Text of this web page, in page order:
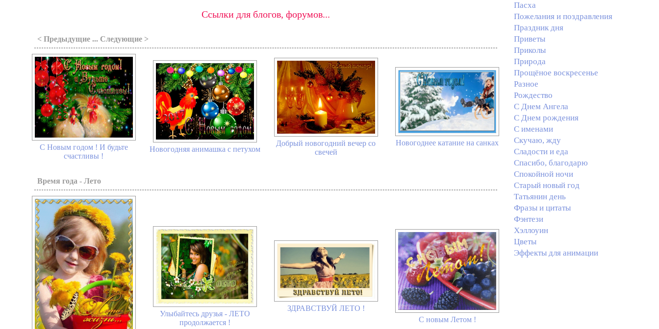
Ссылки для блогов, форумов...
< Предыдущие ... Следующие >
С Новым годом ! И будьте
счастливы !
Новогодняя анимашка с петухом
Добрый новогодний вечер со
свечей
Новогоднее катание на санках
Время года - Лето
Улыбайтесь друзья - ЛЕТО
продолжается !
ЗДРАВСТВУЙ ЛЕТО !
С новым Летом !
Пасха
Пожелания и поздравления
Праздник дня
Приветы
Приколы
Природа
Прощёное воскресенье
Разное
Рождество
С Днем Ангела
С Днем рождения
С именами
Скучаю, жду
Сладости и еда
Спасибо, благодарю
Спокойной ночи
Старый новый год
Татьянин день
Фразы и цитаты
Фэнтези
Хэллоуин
Цветы
Эффекты для анимации